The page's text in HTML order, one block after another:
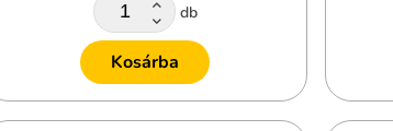
db
Kosárba